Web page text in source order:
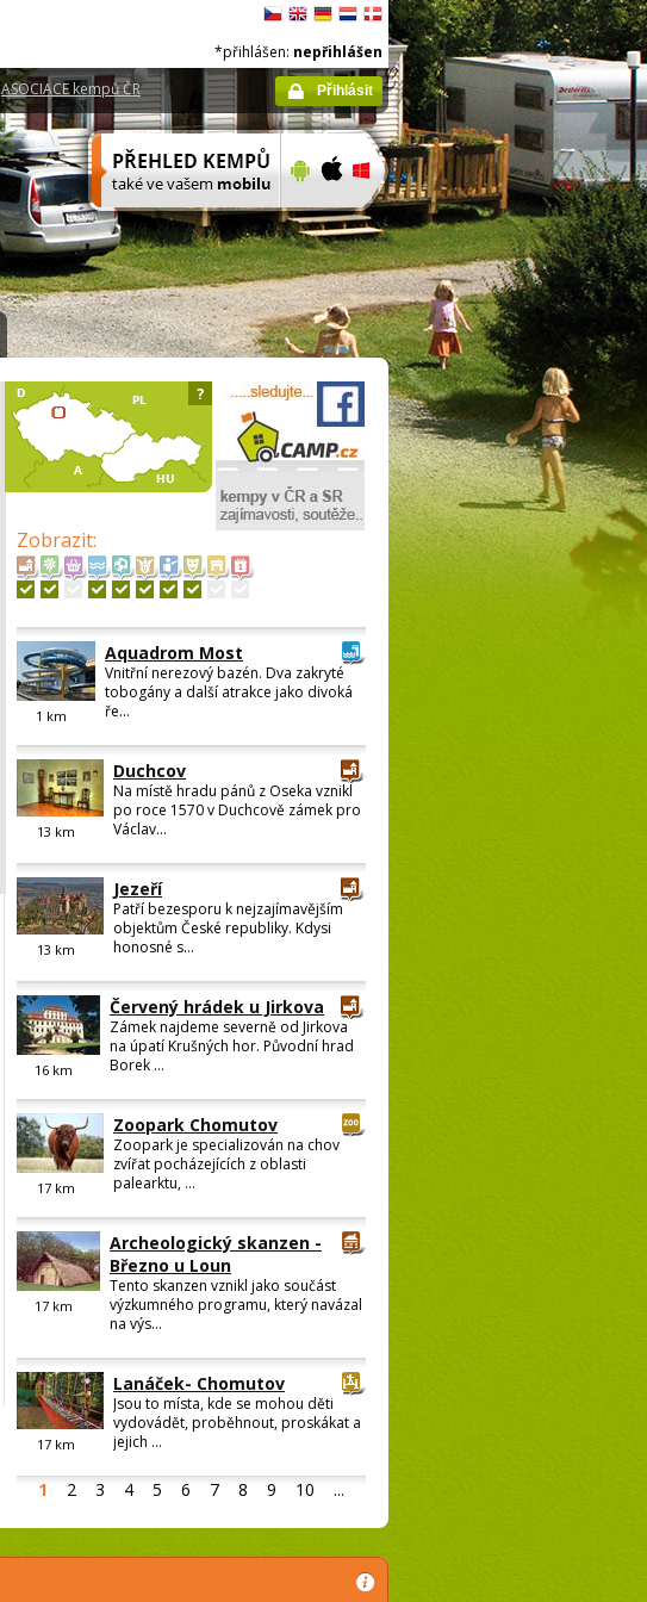
ASOCIACE kempů ČR
*přihlášen: nepřihlášen
Přihlásit
?
Zobrazit:
1 2 3 4 5 6 7 8 9 10 ...
1 km
Aquadrom Most
Vnitřní nerezový bazén. Dva zakryté
tobogány a další atrakce jako divoká
ře...
13 km
Duchcov
Na místě hradu pánů z Oseka vznikl
po roce 1570 v Duchcově zámek pro
Václav...
13 km
Jezeří
Patří bezesporu k nejzajímavějším
objektům České republiky. Kdysi
honosné s...
16 km
Červený hrádek u Jirkova
Zámek najdeme severně od Jirkova
na úpatí Krušných hor. Původní hrad
Borek ...
17km
Zoopark Chomutov
Zoopark je specializován na chov
zvířat pocházejících z oblasti
palearktu, ...
17 km
Archeologický skanzen -
Březno u Loun
Tento skanzen vznikl jako součást
výzkumného programu, který navázal
na výs...
17km
Lanáček- Chomutov
Jsou to místa, kde se mohou děti
vydovádět, proběhnout, proskákat a
jejich ...